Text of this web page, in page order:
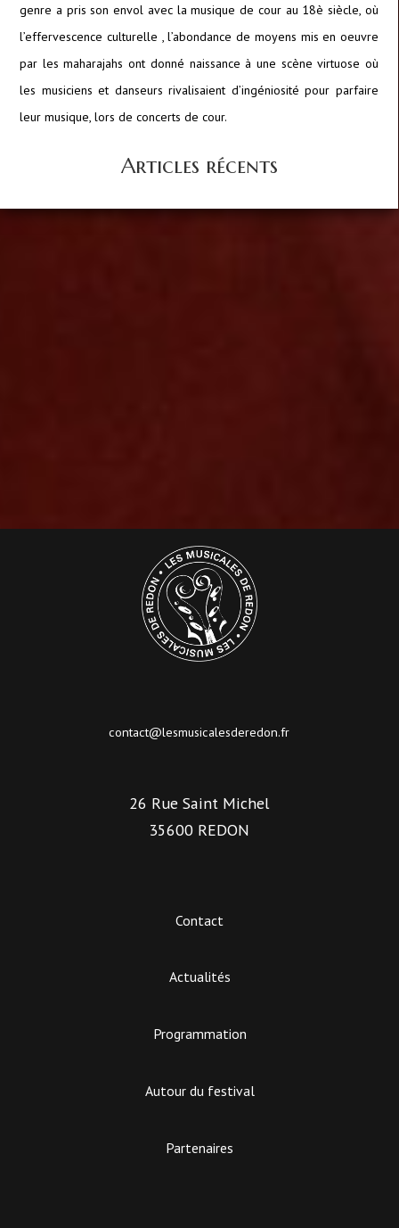
genre a pris son envol avec la musique de cour au 18è siècle, où
l’effervescence culturelle , l’abondance de moyens mis en oeuvre
par les maharajahs ont donné naissance à une scène virtuose où
les musiciens et danseurs rivalisaient d’ingéniosité pour parfaire
leur musique, lors de concerts de cour.
Articles récents
contact@lesmusicalesderedon.fr
26 Rue Saint Michel
35600 REDON
Contact
Actualités
Programmation
Autour du festival
Partenaires